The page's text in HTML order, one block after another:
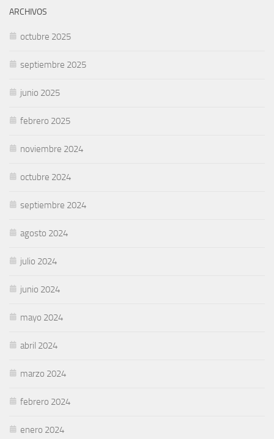
ARCHIVOS
octubre 2025
septiembre 2025
junio 2025
febrero 2025
noviembre 2024
octubre 2024
septiembre 2024
agosto 2024
julio 2024
junio 2024
mayo 2024
abril 2024
marzo 2024
febrero 2024
enero 2024